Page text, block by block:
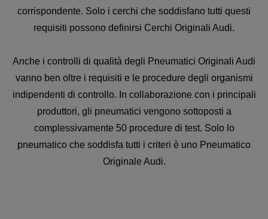
corrispondente. Solo i cerchi che soddisfano tutti questi
requisiti possono definirsi Cerchi Originali Audi.
Anche i controlli di qualità degli Pneumatici Originali Audi
vanno ben oltre i requisiti e le procedure degli organismi
indipendenti di controllo. In collaborazione con i principali
produttori, gli pneumatici vengono sottoposti a
complessivamente 50 procedure di test. Solo lo
pneumatico che soddisfa tutti i criteri è uno Pneumatico
Originale Audi.